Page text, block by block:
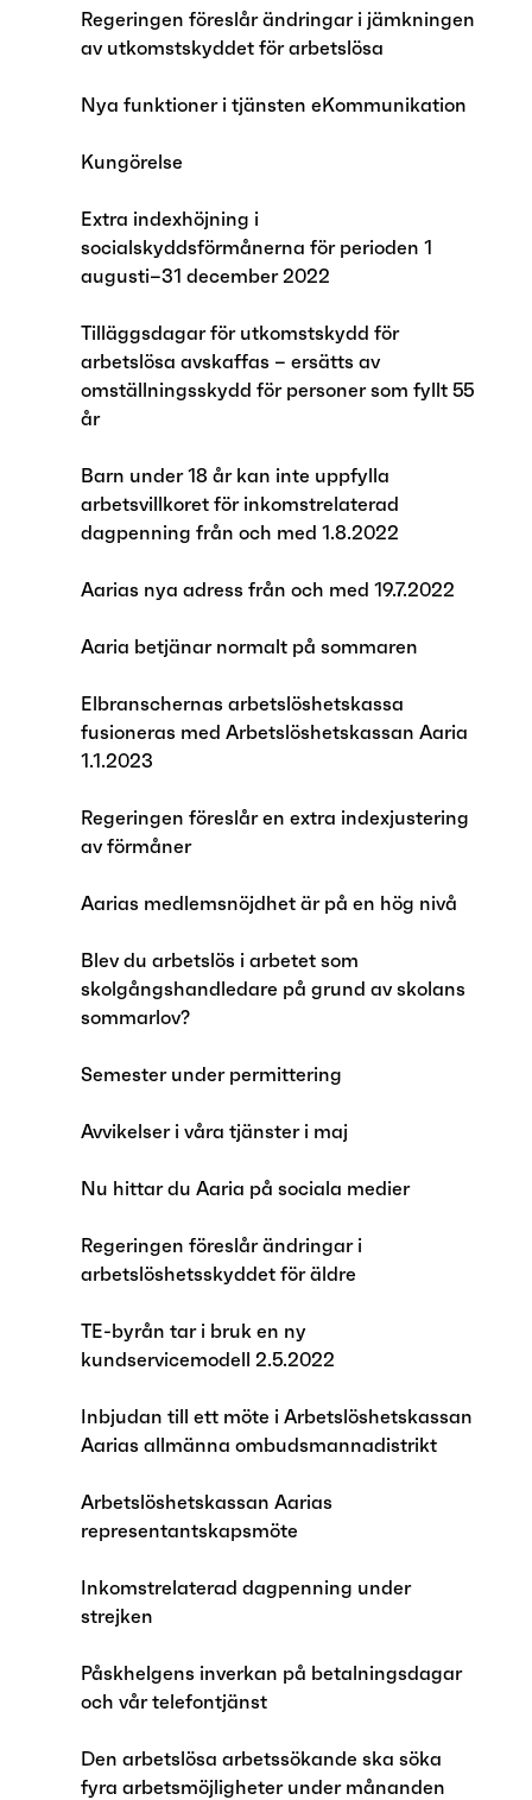
Regeringen föreslår ändringar i jämkningen
av utkomstskyddet för arbetslösa
Nya funktioner i tjänsten eKommunikation
Kungörelse
Extra indexhöjning i
socialskyddsförmånerna för perioden 1
augusti–31 december 2022
Tilläggsdagar för utkomstskydd för
arbetslösa avskaffas – ersätts av
omställningsskydd för personer som fyllt 55
år
Barn under 18 år kan inte uppfylla
arbetsvillkoret för inkomstrelaterad
dagpenning från och med 1.8.2022
Aarias nya adress från och med 19.7.2022
Aaria betjänar normalt på sommaren
Elbranschernas arbetslöshetskassa
fusioneras med Arbetslöshetskassan Aaria
1.1.2023
Regeringen föreslår en extra indexjustering
av förmåner
Aarias medlemsnöjdhet är på en hög nivå
Blev du arbetslös i arbetet som
skolgångshandledare på grund av skolans
sommarlov?
Semester under permittering
Avvikelser i våra tjänster i maj
Nu hittar du Aaria på sociala medier
Regeringen föreslår ändringar i
arbetslöshetsskyddet för äldre
TE-byrån tar i bruk en ny
kundservicemodell 2.5.2022
Inbjudan till ett möte i Arbetslöshetskassan
Aarias allmänna ombudsmannadistrikt
Arbetslöshetskassan Aarias
representantskapsmöte
Inkomstrelaterad dagpenning under
strejken
Påskhelgens inverkan på betalningsdagar
och vår telefontjänst
Den arbetslösa arbetssökande ska söka
fyra arbetsmöjligheter under månanden